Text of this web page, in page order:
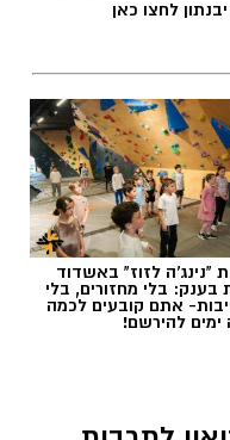
לחצו כאן
"נינג'ה לזוז" באשדוד
בענק: בלי מחזורים, בלי
אתם קובעים לכמה
ימים להירשם!